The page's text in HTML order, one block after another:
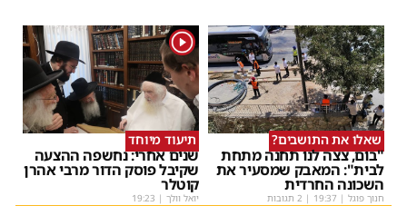
שאלו את התושבים?
"בום, צצה לנו תחנה מתחת
לבית": המאבק שמסעיר את
השכונה החרדית
חנוך פוגל |
19:37 | 2 תגובות
1
תיעוד מיוחד
שנים אחרי: נחשפה ההצעה
שקיבל פוסק הדור מרבי אהרן
קוטלר
יואל וולך |
19:23